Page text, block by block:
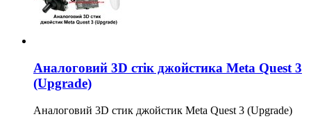
Аналоговий 3D стік джойстика Meta Quest 3
(Upgrade)
Аналоговий 3D стик джойстик Meta Quest 3 (Upgrade)